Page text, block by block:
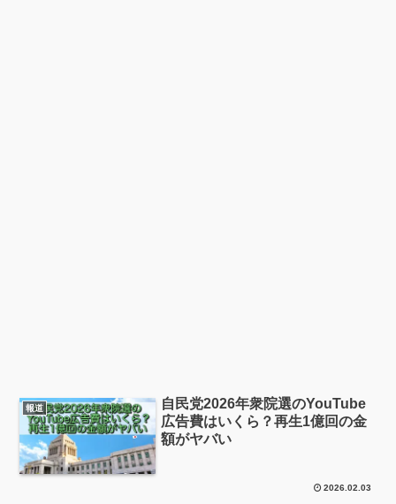
報道
自民党2026年衆院選のYouTube
広告費はいくら？再生1億回の金
額がヤバい
2026.02.03